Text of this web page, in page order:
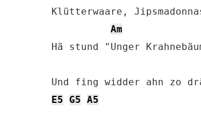
Klütterwaare,
Am
Hä stund "Unger
E5
G5 A5